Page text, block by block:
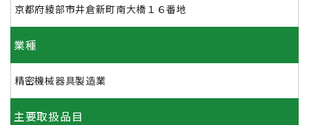
京都府綾部市井倉新町南大橋１６番地
業種
精密機械器具製造業
主要取扱品目